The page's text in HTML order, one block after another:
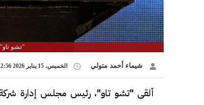
"تشو
شيماء أحمد متولي الخميس، 15 يناير 2026 12:56 م
ألقى "تشو تاو"، رئيس مجلس إدارة شركة